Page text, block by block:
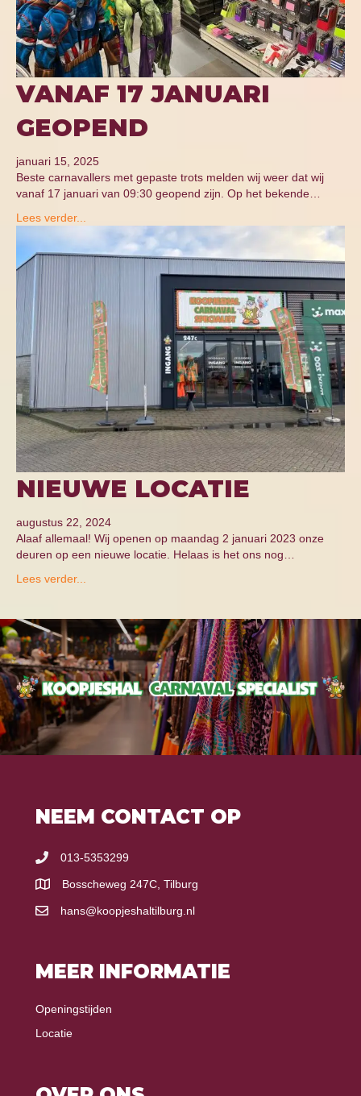
VANAF 17 JANUARI
GEOPEND
januari 15, 2025
Beste carnavallers met gepaste trots melden wij weer dat wij
vanaf 17 januari van 09:30 geopend zijn. Op het bekende…
Lees verder...
NIEUWE LOCATIE
augustus 22, 2024
Alaaf allemaal! Wij openen op maandag 2 januari 2023 onze
deuren op een nieuwe locatie. Helaas is het ons nog…
Lees verder...
NEEM CONTACT OP
013-5353299
Bosscheweg 247C, Tilburg
hans@koopjeshaltilburg.nl
MEER INFORMATIE
Openingstijden
Locatie